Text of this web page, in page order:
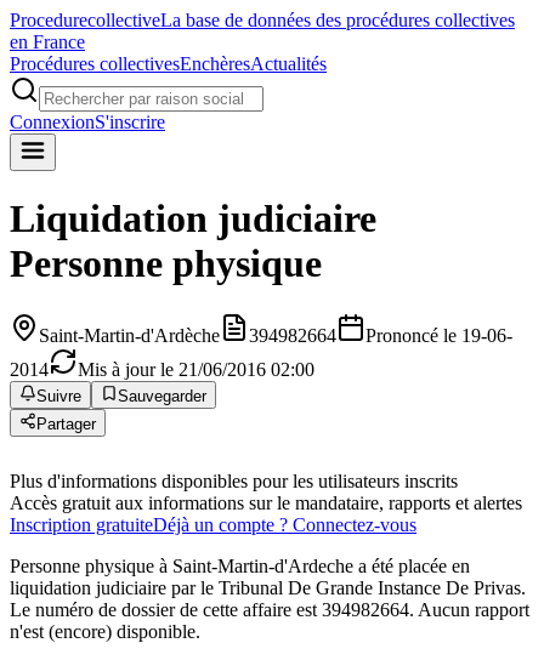
ProcedurecollectiveLa base de données des procédures collectives
en France
Procédures collectivesEnchèresActualités
ConnexionS'inscrire
Liquidation judiciaire
Personne physique
Saint-Martin-d'Ardèche 394982664
Prononcé le 19-06-
2014
Mis à jour le 21/06/2016 02:00
Suivre
Sauvegarder
Partager
Plus d'informations disponibles pour les utilisateurs inscrits
Accès gratuit aux informations sur le mandataire, rapports et alertes
Inscription gratuiteDéjà un compte ? Connectez-vous
Personne physique à Saint-Martin-d'Ardeche a été placée en
liquidation judiciaire par le Tribunal De Grande Instance De Privas.
Le numéro de dossier de cette affaire est 394982664. Aucun rapport
n'est (encore) disponible.